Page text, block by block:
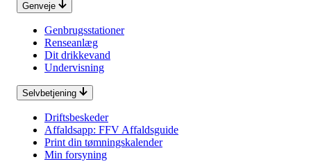
Genveje
Genbrugsstationer
Renseanlæg
Dit drikkevand
Undervisning
Selvbetjening
Driftsbeskeder
Affaldsapp: FFV Affaldsguide
Print din tømningskalender
Min forsyning